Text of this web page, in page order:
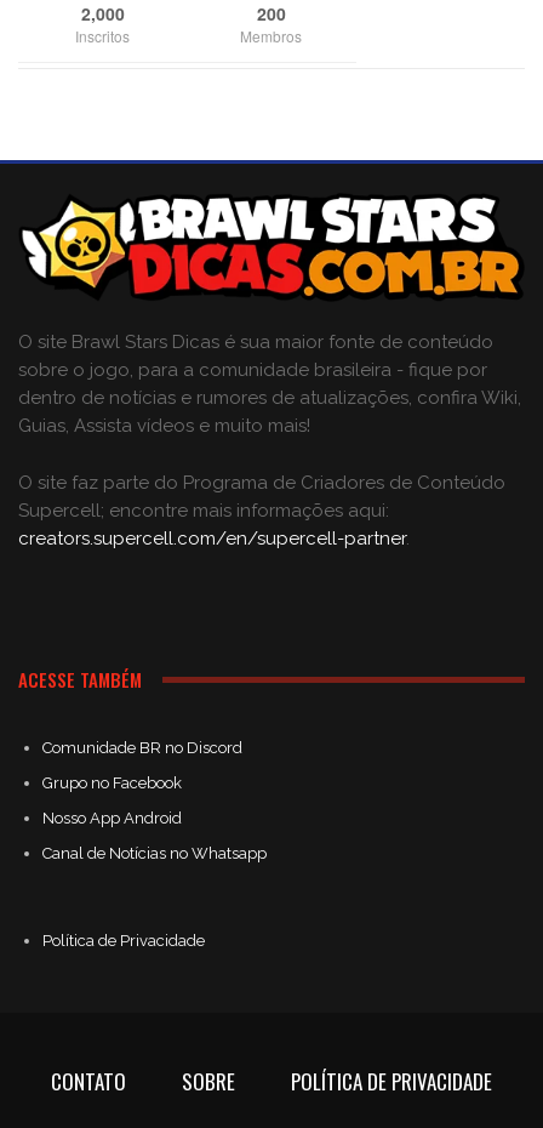
2,000
Inscritos
200
Membros
O site Brawl Stars Dicas é sua maior fonte de conteúdo
sobre o jogo, para a comunidade brasileira - fique por
dentro de notícias e rumores de atualizações, confira Wiki,
Guias, Assista vídeos e muito mais!
O site faz parte do Programa de Criadores de Conteúdo
Supercell; encontre mais informações aqui:
creators.supercell.com/en/supercell-partner.
ACESSE TAMBÉM
Comunidade BR no Discord
Grupo no Facebook
Nosso App Android
Canal de Notícias no Whatsapp
Política de Privacidade
CONTATO SOBRE POLÍTICA DE PRIVACIDADE